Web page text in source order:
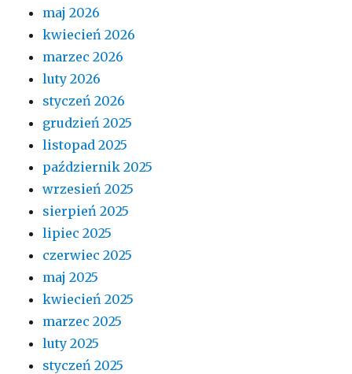
maj 2026
kwiecień 2026
marzec 2026
luty 2026
styczeń 2026
grudzień 2025
listopad 2025
październik 2025
wrzesień 2025
sierpień 2025
lipiec 2025
czerwiec 2025
maj 2025
kwiecień 2025
marzec 2025
luty 2025
styczeń 2025